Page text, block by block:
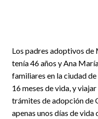
Los padres adoptivos de
tenía 46 años y Ana
familiares en la ciudad
16 meses de vida, y
trámites de adopción de
apenas unos días de